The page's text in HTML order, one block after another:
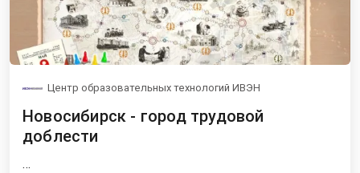
Центр образовательных технологий ИВЭН
Новосибирск - город трудовой
доблести
…